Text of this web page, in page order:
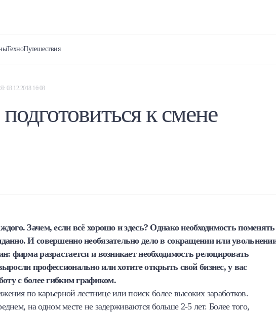
ТехноПутешествия
16:08
к смене
Зачем, если всё хорошо и здесь? Однако необходимость поменять
И совершенно необязательно дело в сокращении или
фирма разрастается и возникает необходимость релоцировать
профессионально или хотите открыть свой бизнес, у вас
с более гибким графиком.
по карьерной лестнице или поиск более высоких заработков.
на одном месте не задерживаются больше 2-5 лет. Более того,